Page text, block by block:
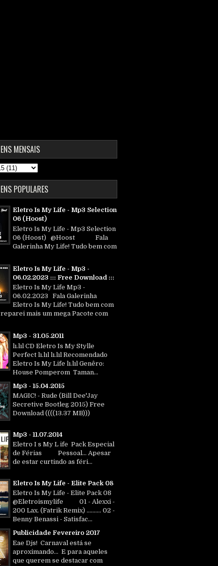
MENSAIS
POPULARES
Eletro Is My Life - Mp3 Selection
06 (Hoost)
Eletro Is My Life - Mp3 Selection
06 (Hoost) @Hoost Fala
Galerinha My Life! Tudo bem com
Eletro Is My Life - Mp3 -
06.02.2023 ::: Free Download :::
Eletro Is My Life Mp3 -
06.02.2023 Fala Galerinha
Eletro Is My Life! Tudo bem com
mais um mega Pacote com
Mp3 - 31.05.2011
lı.lıl CD Eletro Is My Stylle
Perfect lı.lıl lı.lıl Recomendado
Eletro Is My Life lı.lıl Genêro:
House Pomperom Taman...
Mp3 - 15.04.2015
MAGIC! - Rude (Bill Dee'Jay
Secretive Bootleg 2015) Free
Download ((((13.37 MB)))
Mp3 - 11.07.2014
Eletro I s My L ife Pack Especial
de Férias Pessoal... Apesar
de estar curtindo as féri...
Eletro Is My Life - Elite Pack 08
Eletro Is My Life - Elite Pack 08
@Eletroismylife 01 - Alexxi -
200 Lax. (Fatrik Remix) .......... 02 -
Benny Benassi - Satisfac...
Publicidade Fevereiro 2017
Eae Djs! Carnaval está se
aproximando... E para aqueles
que querem se destacar com